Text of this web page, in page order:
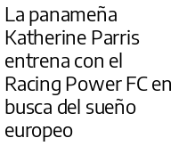
La panameña
Katherine Parris
entrena con el
Racing Power FC en
busca del sueño
europeo